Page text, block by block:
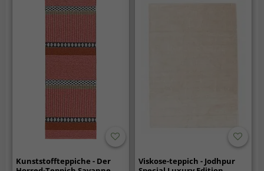
Kunststoffteppiche - Der
Viskose-teppich - Jodhpur